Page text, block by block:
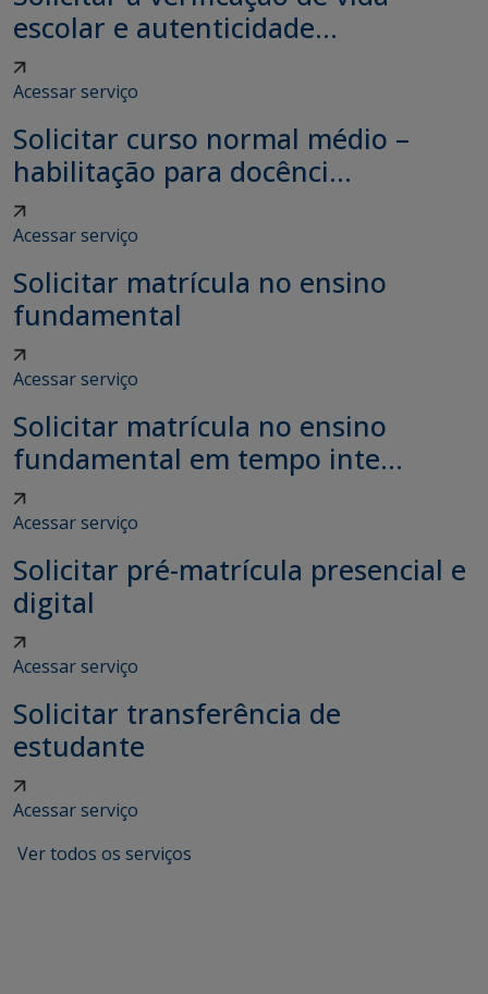
escolar e autenticidade...
Acessar serviço
Solicitar curso normal médio –
habilitação para docênci...
Acessar serviço
Solicitar matrícula no ensino
fundamental
Acessar serviço
Solicitar matrícula no ensino
fundamental em tempo inte...
Acessar serviço
Solicitar pré-matrícula presencial e
digital
Acessar serviço
Solicitar transferência de
estudante
Acessar serviço
Ver todos os serviços